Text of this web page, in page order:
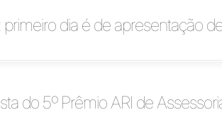
primeiro dia é de apresentação
do 5º Prêmio ARI de